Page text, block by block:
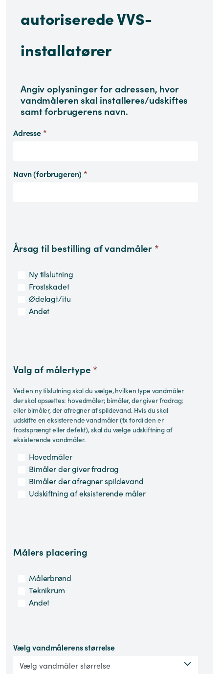
autoriserede VVS-
installatører
Angiv oplysninger for adressen, hvor
vandmåleren skal installeres/udskiftes
samt forbrugerens navn.
Adresse *
Navn (forbrugeren) *
Årsag til bestilling af vandmåler *
Ny tilslutning
Frostskadet
Ødelagt/itu
Andet
Valg af målertype *
Ved en ny tilslutning skal du vælge, hvilken type vandmåler
der skal opsættes: hovedmåler; bimåler, der giver fradrag;
eller bimåler, der afregner af spildevand. Hvis du skal
udskifte en eksisterende vandmåler (fx fordi den er
frostsprængt eller defekt), skal du vælge udskiftning af
eksisterende vandmåler.
Hovedmåler
Bimåler der giver fradrag
Bimåler der afregner spildevand
Udskiftning af eksisterende måler
Målers placering
Målerbrønd
Teknikrum
Andet
Vælg vandmålerens størrelse